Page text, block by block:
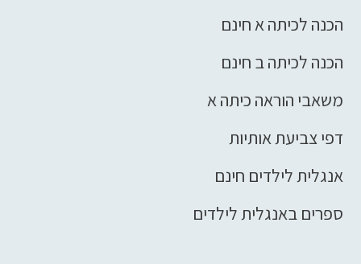
הכנה לכיתה א חינם
הכנה לכיתה ב חינם
משאבי הוראה כיתה א
דפי צביעת אותיות
אנגלית לילדים חינם
ספרים באנגלית לילדים